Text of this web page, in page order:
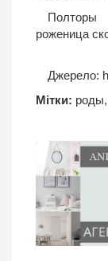
роженица
Джерело:
Мітки: роды,